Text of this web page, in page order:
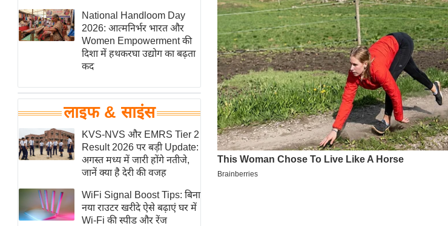
News
लाइफस्टाइल
टेक्नॉलॉजी
ब्यूटी/फैशन
पर्यटन स्थल
फिटनेस मंत्रा
रिलेशनशिप
राजनीति
विश्लेषण
समसामयिक
मातृभूमि
National Handloom Day
2026: आत्मनिर्भर भारत और
Women Empowerment की
दिशा में हथकरघा उद्योग का बढ़ता
कद
लाइफ & साइंस
KVS-NVS और EMRS Tier 2
Result 2026 पर बड़ी Update:
अगस्त मध्य में जारी होंगे नतीजे,
जानें क्या है देरी की वजह
WiFi Signal Boost Tips: बिना
नया राउटर खरीदे ऐसे बढ़ाएं घर में
Wi-Fi की स्पीड और रेंज